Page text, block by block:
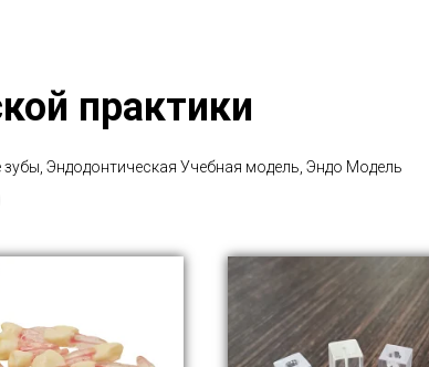
практики
Эндодонтическая Учебная модель, Эндо Модель